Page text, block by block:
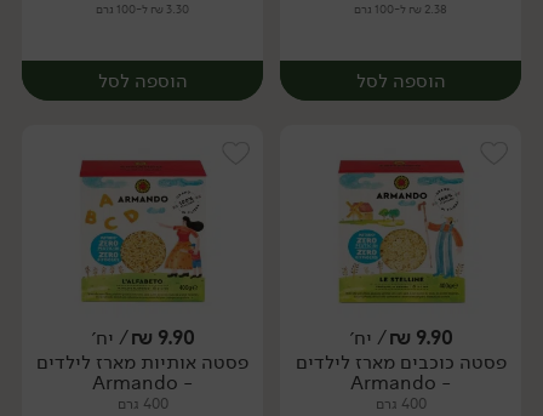
2.38 ₪ ל-100 גרם
הוספה לסל
יח׳
3.30 ₪ ל-100 גרם
הוספה לסל
יח׳
9.90
₪/ יח׳
פסטה כוכבים מארז לילדים
- Armando
400 גרם
9.90
₪/ יח׳
פסטה אותיות מארז לילדים
- Armando
400 גרם